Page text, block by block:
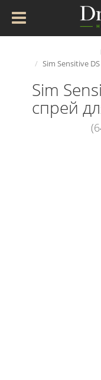
Sim Sensitive
Sim
спрей